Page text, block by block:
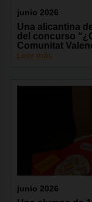
junio 2026
Una alicantina
del concurso
Comunitat
Leer más
junio 2026